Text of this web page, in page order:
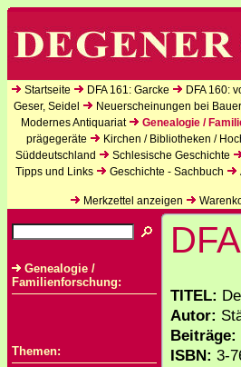
Startseite DFA 161: Garcke DFA 160:
Geser, Seidel
Neuerscheinungen bei
Modernes Antiquariat
Genealogie /
prägegeräte
Kirchen / Bibliotheken /
Süddeutschland
Schlesische Geschichte
Tipps und Links
Geschichte - Sachbuch
Merkzettel anzeigen
Genealogie /
Familienforschung:
Themen:
TITEL:
Autor:
Beiträge:
ISBN: 3-